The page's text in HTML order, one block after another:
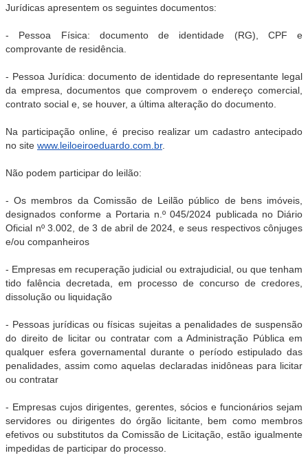
Jurídicas apresentem os seguintes documentos:
- Pessoa Física: documento de identidade (RG), CPF e
comprovante de residência.
- Pessoa Jurídica: documento de identidade do representante legal
da empresa, documentos que comprovem o endereço comercial,
contrato social e, se houver, a última alteração do documento.
Na participação online, é preciso realizar um cadastro antecipado
no site www.leiloeiroeduardo.com.br.
Não podem participar do leilão:
- Os membros da Comissão de Leilão público de bens imóveis,
designados conforme a Portaria n.º 045/2024 publicada no Diário
Oficial nº 3.002, de 3 de abril de 2024, e seus respectivos cônjuges
e/ou companheiros
- Empresas em recuperação judicial ou extrajudicial, ou que tenham
tido falência decretada, em processo de concurso de credores,
dissolução ou liquidação
- Pessoas jurídicas ou físicas sujeitas a penalidades de suspensão
do direito de licitar ou contratar com a Administração Pública em
qualquer esfera governamental durante o período estipulado das
penalidades, assim como aquelas declaradas inidôneas para licitar
ou contratar
- Empresas cujos dirigentes, gerentes, sócios e funcionários sejam
servidores ou dirigentes do órgão licitante, bem como membros
efetivos ou substitutos da Comissão de Licitação, estão igualmente
impedidas de participar do processo.